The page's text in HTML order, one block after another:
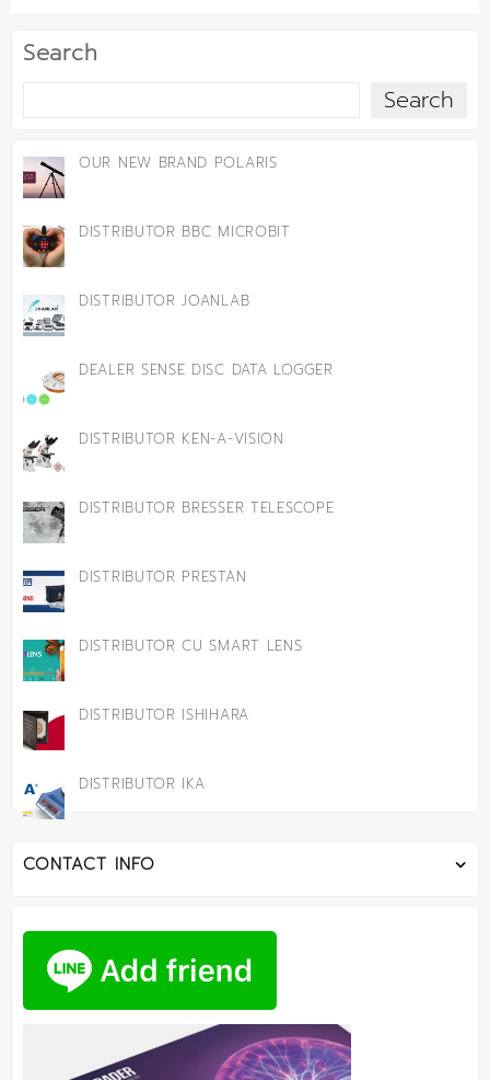
Search
Search
OUR NEW BRAND POLARIS
DISTRIBUTOR BBC MICROBIT
DISTRIBUTOR JOANLAB
DEALER SENSE DISC DATA LOGGER
DISTRIBUTOR KEN-A-VISION
DISTRIBUTOR BRESSER TELESCOPE
DISTRIBUTOR PRESTAN
DISTRIBUTOR CU SMART LENS
DISTRIBUTOR ISHIHARA
DISTRIBUTOR IKA
CONTACT INFO